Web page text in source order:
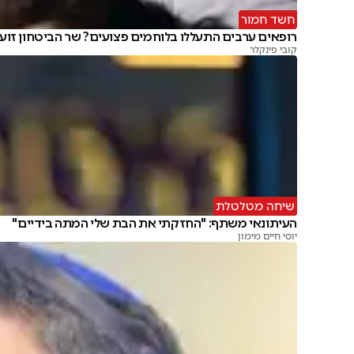
חשד חמור
רופאים ערבים התעללו בלוחמים פצועים? שר הביטחון
קובי פינקלר
שיחה מטלטלת
העיתונאי משתף: "החזקתי את הבת שלי המתה בידיים"
יוסי חיים מימון